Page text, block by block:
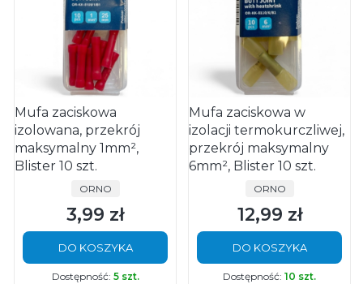
Mufa zaciskowa
izolowana, przekrój
maksymalny 1mm²,
Blister 10 szt.
PRODUCENT
ORNO
Cena
3,99 zł
DO KOSZYKA
Dostępność: 5 szt.
Mufa zaciskowa w
izolacji termokurczliwej,
przekrój maksymalny
6mm², Blister 10 szt.
PRODUCENT
ORNO
Cena
12,99 zł
DO KOSZYKA
Dostępność: 10 szt.